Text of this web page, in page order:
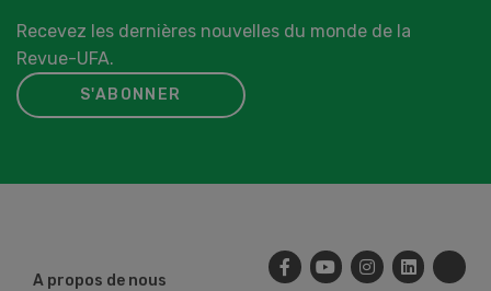
Recevez les dernières nouvelles du monde de la
Revue-UFA.
S'ABONNER
A propos de nous